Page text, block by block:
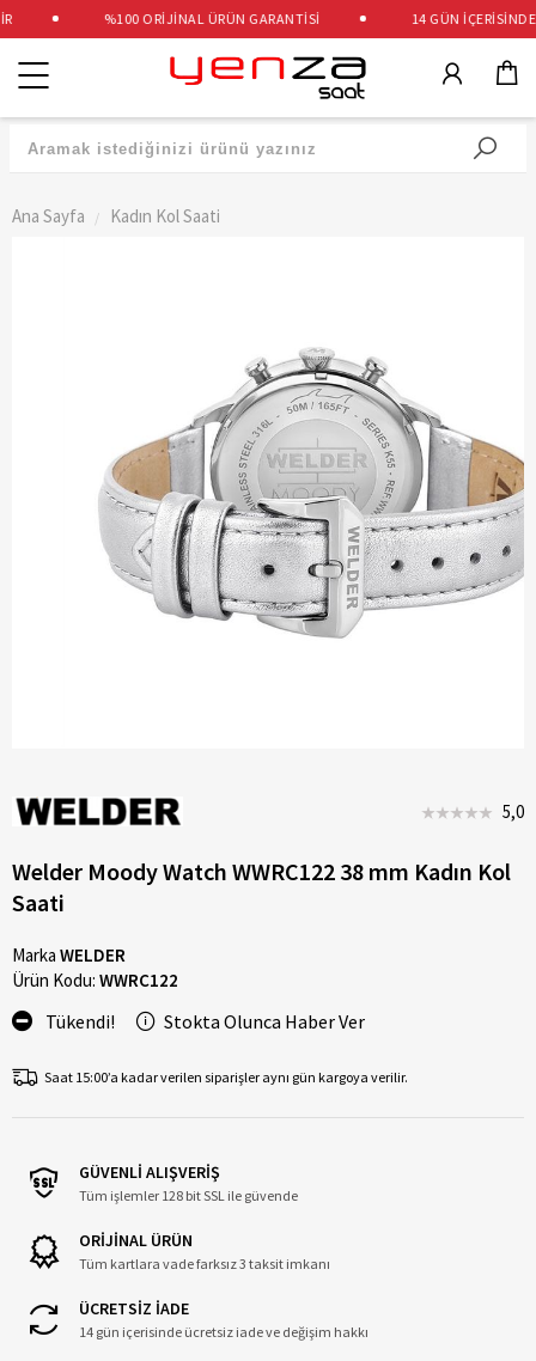
%100 ORİJİNAL ÜRÜN GARANTİSİ 14 GÜN İÇERİSİNDE
Kategoriler
Ana Sayfa Kadın Kol Saati
5,0
Welder Moody Watch WWRC122 38 mm Kadın Kol
Saati
Marka WELDER
Ürün Kodu: WWRC122
Tükendi! Stokta Olunca Haber Ver
Saat 15:00’a kadar verilen siparişler aynı gün kargoya verilir.
GÜVENLİ ALIŞVERİŞ
Tüm işlemler 128 bit SSL ile güvende
ORİJİNAL ÜRÜN
Tüm kartlara vade farksız 3 taksit imkanı
ÜCRETSİZ İADE
14 gün içerisinde ücretsiz iade ve değişim hakkı